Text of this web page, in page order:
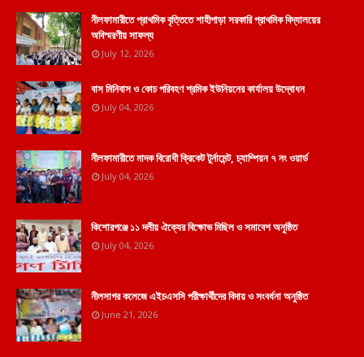
নীলফামারীতে প্রাথমিক বৃত্তিতে শাহীপাড়া সরকারি প্রাথমিক বিদ্যালয়ের
অবিস্মরণীয় সাফল্য
July 12, 2026
বাস মিনিবাস ও কোচ পরিবহণ শ্রমিক ইউনিয়নের কার্যালয় উদ্বোধন
July 04, 2026
নীলফামারীতে মাদক বিরোধী ক্রিকেট টুর্নামেন্ট, চ্যাম্পিয়ন ৭ নং ওয়ার্ড
July 04, 2026
কিশোরগঞ্জে ১১ দলীয় ঐক্যের বিক্ষোভ মিছিল ও সমাবেশ অনুষ্ঠিত
July 04, 2026
নীলসাগর কলেজে এইচএসসি পরীক্ষার্থীদের বিদায় ও সংবর্ধনা অনুষ্ঠিত
June 21, 2026